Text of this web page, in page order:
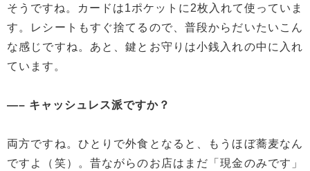
そうですね。カードは1ポケットに2枚入れて使っていま
す。レシートもすぐ捨てるので、普段からだいたいこん
な感じですね。あと、鍵とお守りは小銭入れの中に入れ
ています。
—– キャッシュレス派ですか？
両方ですね。ひとりで外食となると、もうほぼ蕎麦なん
ですよ（笑）。昔ながらのお店はまだ「現金のみです」